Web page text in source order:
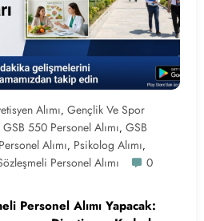
Alımı, Gençlik Ve Spor
GSB 550 Personel Alımı, GSB
Alımı, Psikolog Alımı,
Personel Alımı
0
Personel Alımı Yapacak: